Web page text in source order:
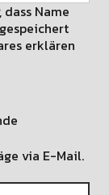
dass Name
erklären
via E-Mail.